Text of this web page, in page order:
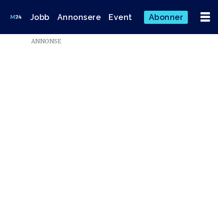
Jobb Annonsere Event Abonner
ANNONSE